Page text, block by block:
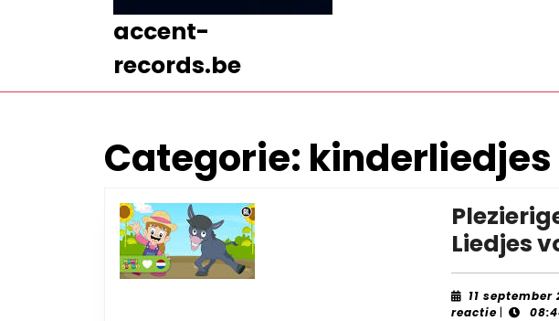
accent-
records.be
Categorie: kinderliedjes
Liedjes
11 september
reactie |